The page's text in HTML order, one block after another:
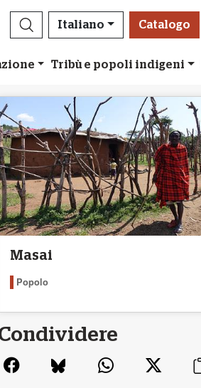
Italiano Catalogo
Tribù e popoli indigeni
Masai
Popolo